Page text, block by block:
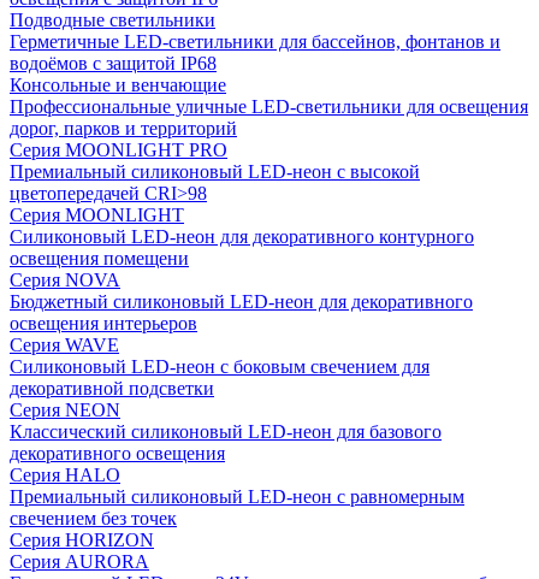
Подводные светильники
Герметичные LED-светильники для бассейнов, фонтанов и
водоёмов с защитой IP68
Консольные и венчающие
Профессиональные уличные LED-светильники для освещения
дорог, парков и территорий
Серия MOONLIGHT PRO
Премиальный силиконовый LED-неон с высокой
цветопередачей CRI>98
Серия MOONLIGHT
Силиконовый LED-неон для декоративного контурного
освещения помещени
Серия NOVA
Бюджетный силиконовый LED-неон для декоративного
освещения интерьеров
Серия WAVE
Силиконовый LED-неон с боковым свечением для
декоративной подсветки
Серия NEON
Классический силиконовый LED-неон для базового
декоративного освещения
Серия HALO
Премиальный силиконовый LED-неон с равномерным
свечением без точек
Серия HORIZON
Серия AURORA